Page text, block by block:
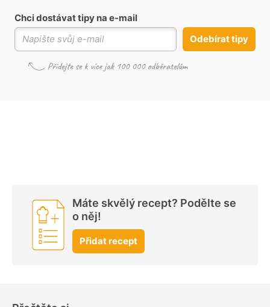
Chci dostávat tipy na e-mail
Odebírat tipy
Máte skvělý recept? Podělte se
o něj!
Přidat recept